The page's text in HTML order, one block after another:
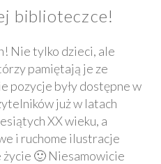
biblioteczce!
Nie tylko dzieci, ale
pamiętają je ze
pozycje były dostępne w
już w latach
XX wieku, a
i ruchome ilustracje
życie 🙂 Niesamowicie